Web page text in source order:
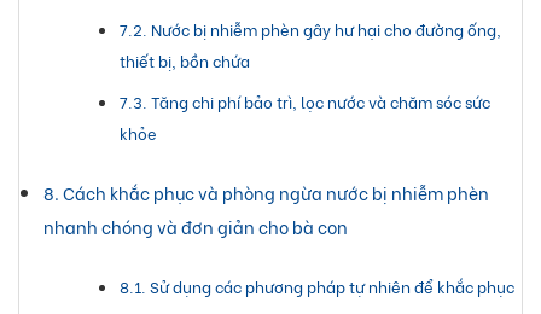
Nước bị nhiễm phèn gây hư hại cho đường ống,
thiết bị, bồn chứa
Tăng chi phí bảo trì, lọc nước và chăm sóc sức
khỏe
Cách khắc phục và phòng ngừa nước bị nhiễm phèn
nhanh chóng và đơn giản cho bà con
Sử dụng các phương pháp tự nhiên để khắc phục